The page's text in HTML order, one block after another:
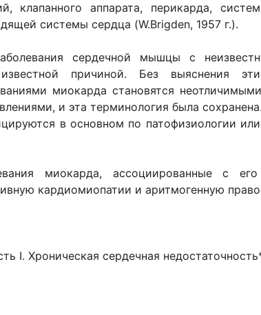
клапанного аппарата, перикарда,
системы сердца (W.Brigden, 1957 г.).
сердечной мышцы с
причиной. Без выяснения
миокарда становятся
и эта терминология была сохранена.
в основном по патофизиологии
миокарда, ассоциированные с
кардиомиопатии и аритмогенную
I. Хроническая сердечная